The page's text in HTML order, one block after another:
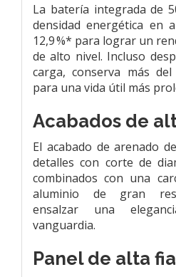
La batería integrada de
densidad energética en
12,9 %* para lograr un
de alto nivel. Incluso
carga, conserva más del
para una vida útil más
Acabados de
El acabado de arenado
detalles con corte de
combinados con una
aluminio de gran
ensalzar una
vanguardia.
Panel de alta